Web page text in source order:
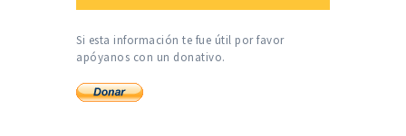
Si esta información te fue útil por favor
apóyanos con un donativo.